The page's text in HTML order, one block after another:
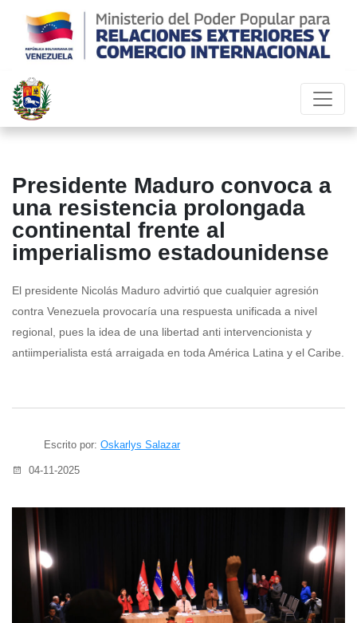
Presidente Maduro convoca a
una resistencia prolongada
continental frente al
imperialismo estadounidense
El presidente Nicolás Maduro advirtió que cualquier agresión
contra Venezuela provocaría una respuesta unificada a nivel
regional, pues la idea de una libertad anti intervencionista y
antiimperialista está arraigada en toda América Latina y el Caribe.
Escrito por: Oskarlys Salazar
04-11-2025